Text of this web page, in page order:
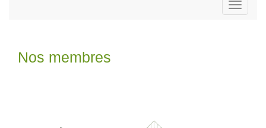
Toggle
Nos membres